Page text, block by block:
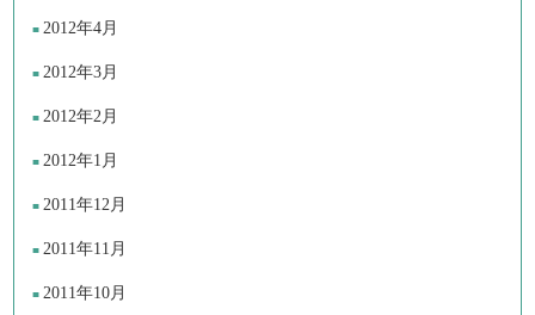
2012年4月
2012年3月
2012年2月
2012年1月
2011年12月
2011年11月
2011年10月